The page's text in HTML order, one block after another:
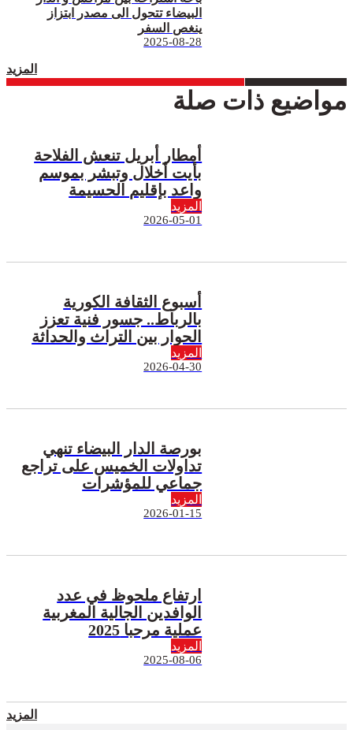
البيضاء تتحول الى مصدر ابتزاز
ينغص السفر
2025-08-28
المزيد
مواضيع ذات صلة
أمطار أبريل تنعش الفلاحة
بأيت أخلال وتبشر بموسم
واعد بإقليم الحسيمة
المزيد
2026-05-01
أسبوع الثقافة الكورية
بالرباط.. جسور فنية تعزز
الحوار بين التراث والحداثة
المزيد
2026-04-30
بورصة الدار البيضاء تنهي
تداولات الخميس على تراجع
جماعي للمؤشرات
المزيد
2026-01-15
ارتفاع ملحوظ في عدد
الوافدين الجالية المغربية
عملية مرحبا 2025
المزيد
2025-08-06
المزيد